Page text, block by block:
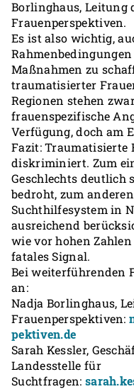
Borlinghaus, Leitung
Frauenperspektiven.
Es ist also wichtig,
Maßnahmen zu
traumatisierter
Regionen stehen
frauenspezifische
Verfügung, doch am
Fazit: Traumatisierte
diskriminiert. Zum
Geschlechts deutlich
bedroht, zum
Suchthilfesystem in
ausreichend
wie vor hohen
fatales Signal.
Bei weiterführenden
an:
Nadja Borlinghaus,
Frauenperspektiven:
pektiven.de
Sarah Kessler,
Landesstelle für
Suchtfragen: